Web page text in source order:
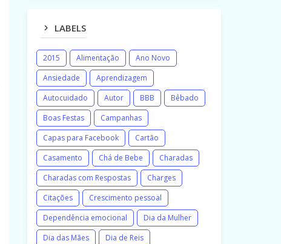
LABELS
2015 Alimentação
Ano Novo
Ansiedade
Aprendizagem
Autocuidado
Autor BBB
Bêbado
Boas Festas
Campanhas
Capas para Facebook
Cartão
Casamento
Chá de Bebe
Charadas
Charadas com Respostas
Charges
Citações
Crescimento pessoal
Dependência emocional
Dia da Mulher
Dia das Mães
Dia de Reis